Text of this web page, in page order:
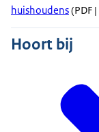
huishoudens(PDF
Hoort bij